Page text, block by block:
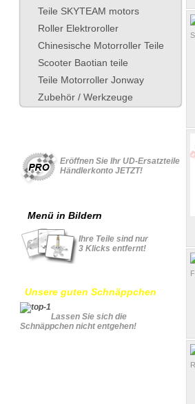
Teile SKYTEAM motors
Roller Elektroroller
Chinesische Motorroller Teile
Scooter Baotian teile
Teile Motorroller Jonway
Zubehör / Werkzeuge
Eröffnen Sie Ihr UD-Ersatzteile
Händlerkonto JETZT!
Menü in Bildern
Ihre Teile sind nur
3 Klicks entfernt!
Unsere guten Schnäppchen
Lassen Sie sich die
Schnäppchen nicht entgehen!